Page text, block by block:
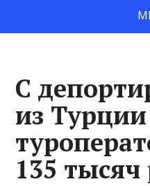
С
из
135 тысяч